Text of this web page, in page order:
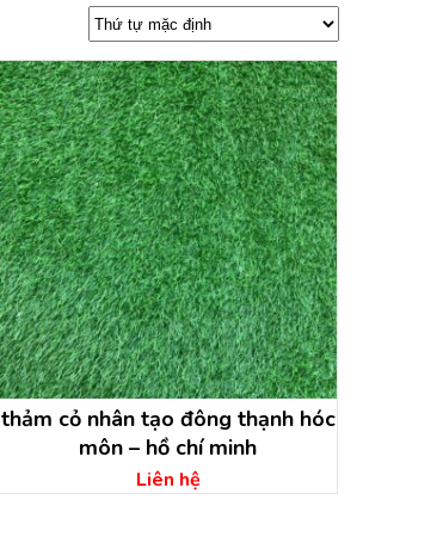
thảm cỏ nhân tạo đông thạnh hóc
môn – hồ chí minh
Liên hệ